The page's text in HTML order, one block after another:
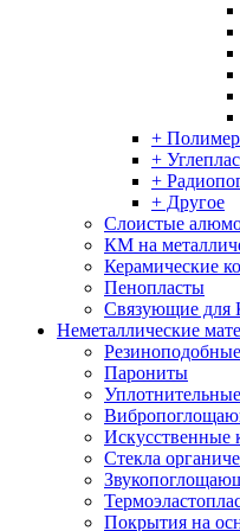
+
+
+
+ Другое
Слоистые
КМ на
Керамические
Пенопласты
Связующие
Неметаллические
Парониты
Искусственные
Стекла
Покрытия на